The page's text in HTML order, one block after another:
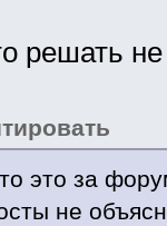
решать
это за
не